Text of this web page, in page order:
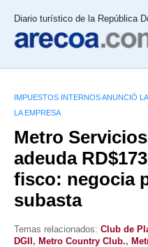
Diario turístico de la República
IMPUESTOS INTERNOS ANUNCIÓ
LA EMPRESA
Metro
adeuda
fisco: negocia
subasta
Temas relacionados: Club de
DGII , Metro Country Club.,